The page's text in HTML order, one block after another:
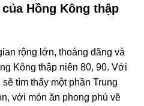
Hồng Kông thập
rộng lớn, thoáng đãng và
Kông thập niên 80, 90. Với
tìm thấy một phần Trung
với món ăn phong phú về